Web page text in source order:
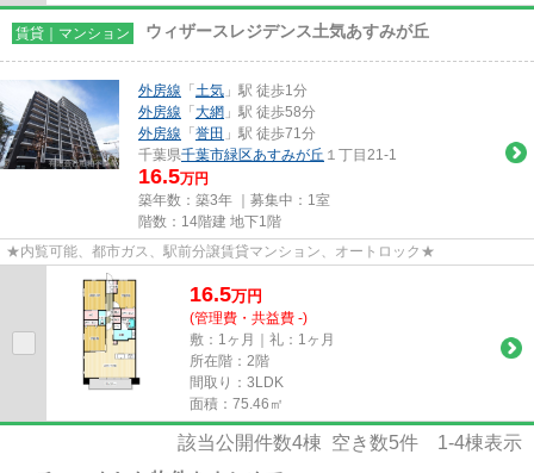
賃貸｜マンション ウィザースレジデンス土気あすみが丘
外房線 「 土気 」駅 徒歩1分
外房線 「 大網 」駅 徒歩58分
外房線 「 誉田 」駅 徒歩71分
千葉県千葉市緑区あすみが丘 １丁目21-1
16.5万円
築年数：築3年 ｜募集中： 1室
階数：14階建 地下1階
★内覧可能、都市ガス、駅前分譲賃貸マンション、オートロック★
16.5万円
(管理費・共益費 -)
敷：1ヶ月｜礼：1ヶ月
所在階：2階
間取り：3LDK
面積：75.46㎡
該当公開件数4棟 空き数5件 1-4棟表示